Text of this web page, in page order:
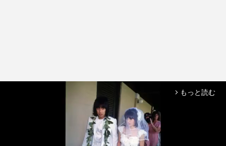
arrow_forward_ios もっと読む